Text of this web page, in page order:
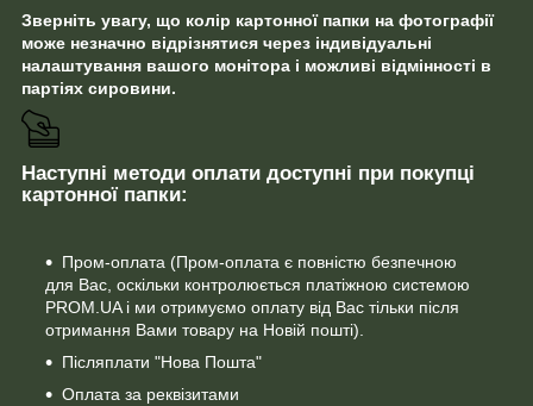
Зверніть увагу, що колір картонної папки на фотографії
може незначно відрізнятися через індивідуальні
налаштування вашого монітора і можливі відмінності в
партіях сировини.
Наступні методи оплати доступні при покупці
картонної папки:
Пром-оплата (Пром-оплата є повністю безпечною
для Вас, оскільки контролюється платіжною системою
PROM.UA і ми отримуємо оплату від Вас тільки після
отримання Вами товару на Новій пошті).
Післяплати "Нова Пошта"
Оплата за реквізитами